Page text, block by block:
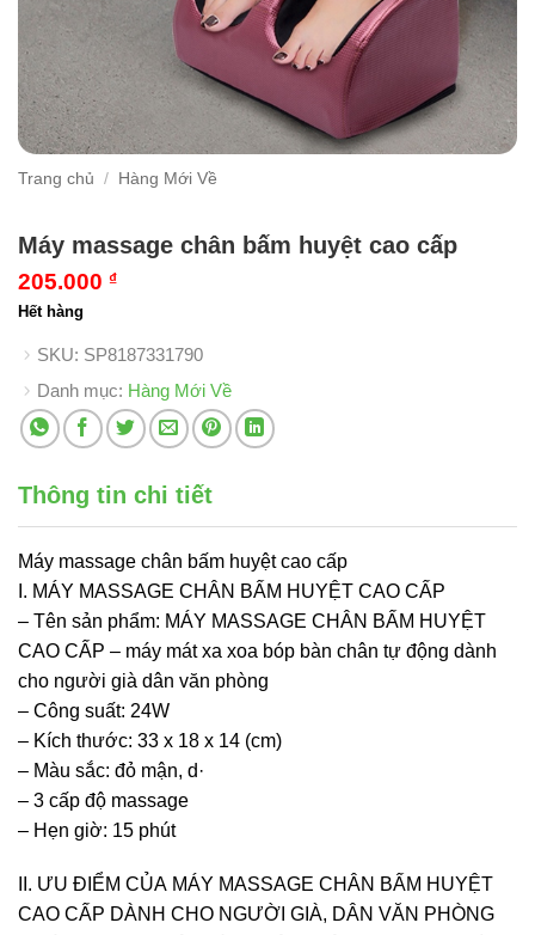
Trang chủ / Hàng Mới Về
Máy massage chân bấm huyệt cao cấp
205.000 ₫
Hết hàng
SKU: SP8187331790
Danh mục: Hàng Mới Về
Thông tin chi tiết
Máy massage chân bấm huyệt cao cấp
I. MÁY MASSAGE CHÂN BẤM HUYỆT CAO CẤP
– Tên sản phẩm: MÁY MASSAGE CHÂN BẤM HUYỆT
CAO CẤP – máy mát xa xoa bóp bàn chân tự động dành
cho người già dân văn phòng
– Công suất: 24W
– Kích thước: 33 x 18 x 14 (cm)
– Màu sắc: đỏ mận, d·
– 3 cấp độ massage
– Hẹn giờ: 15 phút
II. ƯU ĐIỂM CỦA MÁY MASSAGE CHÂN BẤM HUYỆT
CAO CẤP DÀNH CHO NGƯỜI GIÀ, DÂN VĂN PHÒNG